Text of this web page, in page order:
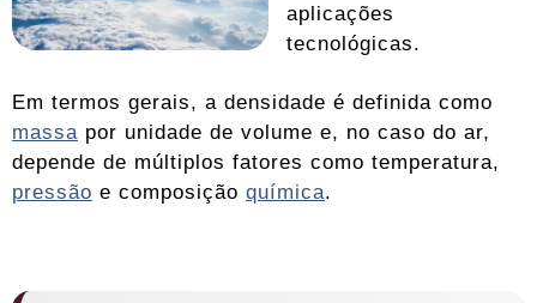
aplicações
tecnológicas.
Em termos gerais, a densidade é definida como
massa por unidade de volume e, no caso do ar,
depende de múltiplos fatores como temperatura,
pressão e composição química.